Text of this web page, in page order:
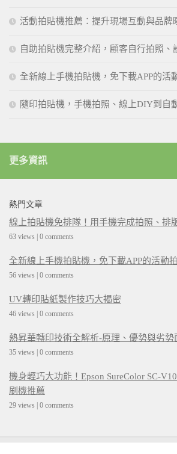
活動拍貼機推薦：提升現場互動與品牌
自助拍貼機完整介紹，顧客自行拍照、
全新線上手機拍貼機，免下載APP的活
隨印拍貼機，手機拍照、線上DIY到自
更多資訊
熱門文章
線上拍貼機免排隊！用手機完成拍照、排
63 views | 0 comments
全新線上手機拍貼機，免下載APP的活動
56 views | 0 comments
UV轉印貼紙製作技巧大揭密
46 views | 0 comments
熱昇華轉印技術全解析-原理、優勢與劣勢
35 views | 0 comments
機身輕巧大功能！Epson SureColor SC-
刷機推薦
29 views | 0 comments